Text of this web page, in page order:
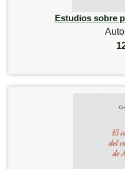
Estudios sobre